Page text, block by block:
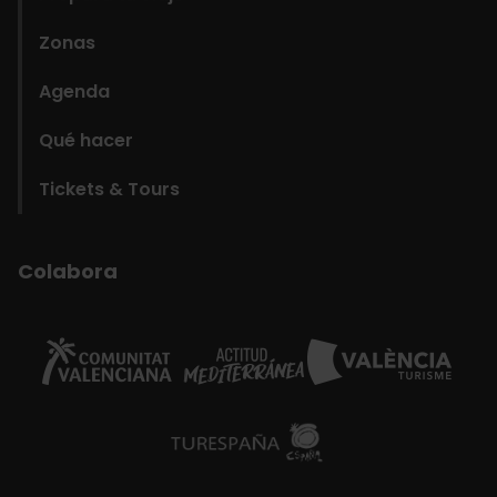
Zonas
Agenda
Qué hacer
Tickets & Tours
Colabora